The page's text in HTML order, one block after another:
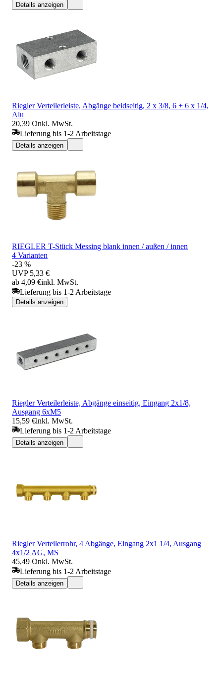
Details anzeigen
Riegler Verteilerleiste, Abgänge beidseitig, 2 x 3/8, 6 + 6 x 1/4,
Alu
20,39 €inkl. MwSt.
Lieferung bis 1-2 Arbeitstage
Details anzeigen
RIEGLER T-Stück Messing blank innen / außen / innen
4 Varianten
-23 %
UVP 5,33 €
ab 4,09 €inkl. MwSt.
Lieferung bis 1-2 Arbeitstage
Details anzeigen
Riegler Verteilerleiste, Abgänge einseitig, Eingang 2x1/8,
Ausgang 6xM5
15,59 €inkl. MwSt.
Lieferung bis 1-2 Arbeitstage
Details anzeigen
Riegler Verteilerrohr, 4 Abgänge, Eingang 2x1 1/4, Ausgang
4x1/2 AG, MS
45,49 €inkl. MwSt.
Lieferung bis 1-2 Arbeitstage
Details anzeigen